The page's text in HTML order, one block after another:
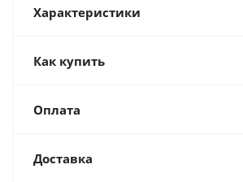
Характеристики
Как купить
Оплата
Доставка